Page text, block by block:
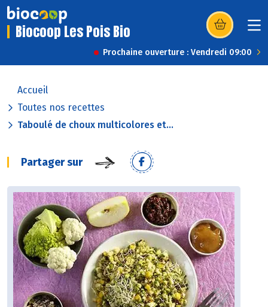
Biocoop Les Pois Bio (s’ouvre dans
Prochaine ouverture : Vendredi 09:00
Accueil
Toutes nos recettes
Taboulé de choux multicolores et...
Partager sur